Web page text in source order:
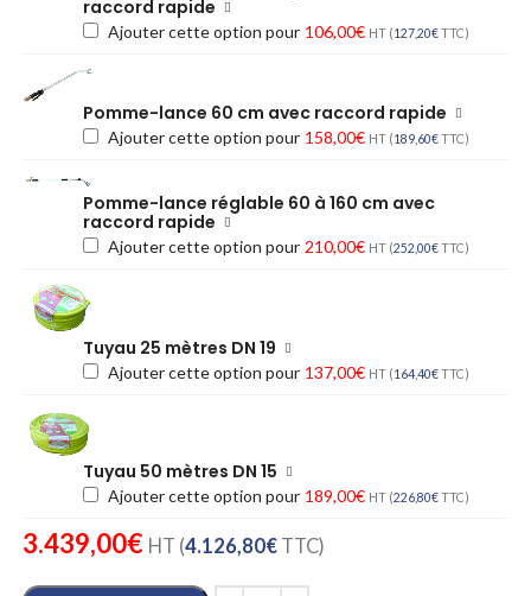
raccord rapide
Ajouter cette option pour 106,00€ HT (127,20€TTC)
Pomme-lance 60 cm avec raccord rapide
Ajouter cette option pour 158,00€ HT (189,60€TTC)
Pomme-lance réglable 60 à 160 cm avec
raccord rapide
Ajouter cette option pour 210,00€ HT (252,00€TTC)
Tuyau 25 mètres DN 19
Ajouter cette option pour 137,00€ HT (164,40€TTC)
Tuyau 50 mètres DN 15
Ajouter cette option pour 189,00€ HT (226,80€TTC)
3.439,00€ HT (4.126,80€ TTC)